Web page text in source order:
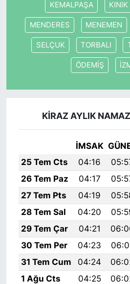
KEMALPAŞA KINIK
MENDERES MENEMEN
SELÇUK TORBALI
ÖDEMİŞ
KİRAZ AYLIK
İMSAK
25 Tem Cts
04:16
26 Tem Paz
04:17
27 Tem Pts
04:19
28 Tem Sal
04:20
29 Tem Çar
04:21
30 Tem Per
04:23
31 Tem Cum
04:24
1 Ağu Cts
04:25
VİDEO GALERİ
YAŞAM